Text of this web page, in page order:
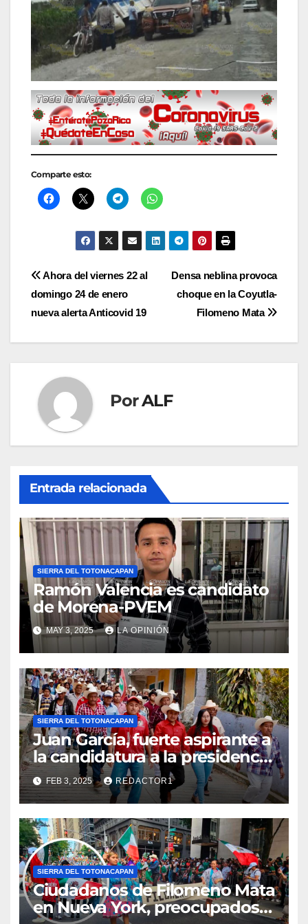
Comparte esto:
Navegación
de
entradas
Densa neblina provoca
choque en la Coyutla-
Filomeno Mata
Ahora del viernes 22 al
domingo 24 de enero
nueva alerta Anticovid 19
PorALF
Entrada relacionada
SIERRA DEL TOTONACAPAN
Ramón Valencia es candidato
de Morena-PVEM
MAY 3, 2025 LA OPINIÓN
SIERRA DEL TOTONACAPAN
Juan García, fuerte aspirante a
la candidatura a la presidencia
municipal de Filomeno Mata
por el PRI
FEB 3, 2025 REDACTOR1
SIERRA DEL TOTONACAPAN
Ciudadanos de Filomeno Mata
en Nueva York, preocupados